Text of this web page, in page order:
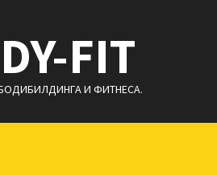
FIT
И ФИТНЕСА.